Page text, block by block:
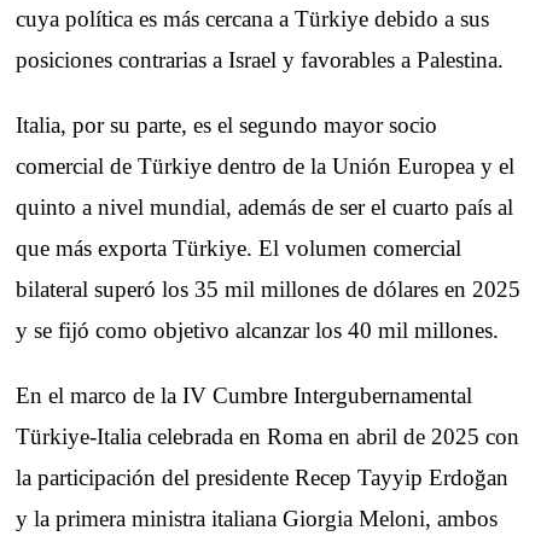
cuya política es más cercana a Türkiye debido a sus
posiciones contrarias a Israel y favorables a Palestina.
Italia, por su parte, es el segundo mayor socio
comercial de Türkiye dentro de la Unión Europea y el
quinto a nivel mundial, además de ser el cuarto país al
que más exporta Türkiye. El volumen comercial
bilateral superó los 35 mil millones de dólares en 2025
y se fijó como objetivo alcanzar los 40 mil millones.
En el marco de la IV Cumbre Intergubernamental
Türkiye-Italia celebrada en Roma en abril de 2025 con
la participación del presidente Recep Tayyip Erdoğan
y la primera ministra italiana Giorgia Meloni, ambos